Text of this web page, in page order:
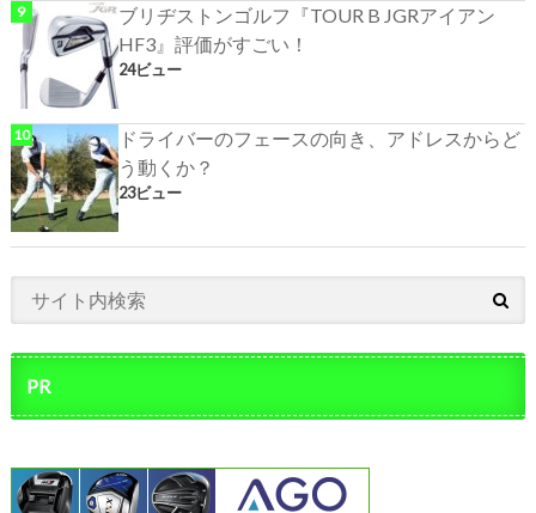
ブリヂストンゴルフ『TOUR B JGRアイアン
HF3』評価がすごい！
24ビュー
ドライバーのフェースの向き、アドレスからど
う動くか？
23ビュー
PR